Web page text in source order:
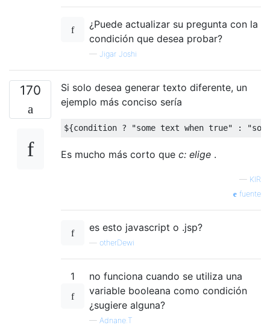
¿Puede actualizar su pregunta con la
condición que desea probar?
— Jigar Joshi
170
Si solo desea generar texto diferente, un
ejemplo más conciso sería
${condition ? "some text when true" :
Es mucho más corto que c: elige .
— KIR
fuente
es esto javascript o .jsp?
otherDewi
1
no funciona cuando se utiliza una
variable booleana como condición
¿sugiere alguna?
— Adnane.T